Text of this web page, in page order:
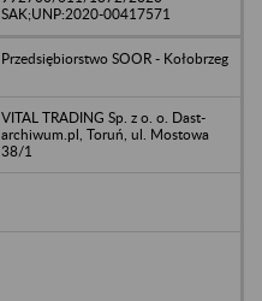
SAK;UNP:2020-00417571
Przedsiębiorstwo SOOR - Kołobrzeg
VITAL TRADING Sp. z o. o. Dast-
archiwum.pl, Toruń, ul. Mostowa
38/1